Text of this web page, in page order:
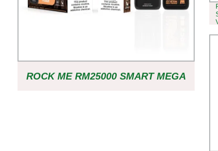
ROCK ME RM25000 SMART MEGA